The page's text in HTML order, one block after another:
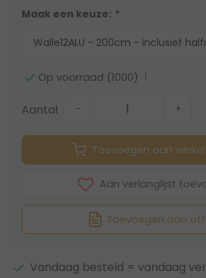
Maak een keuze: *
Op voorraad (1000) 1
Aantal - +
Toevoegen aan
Aan verlanglijst
Toevoegen aan
Vandaag besteld = vandaag